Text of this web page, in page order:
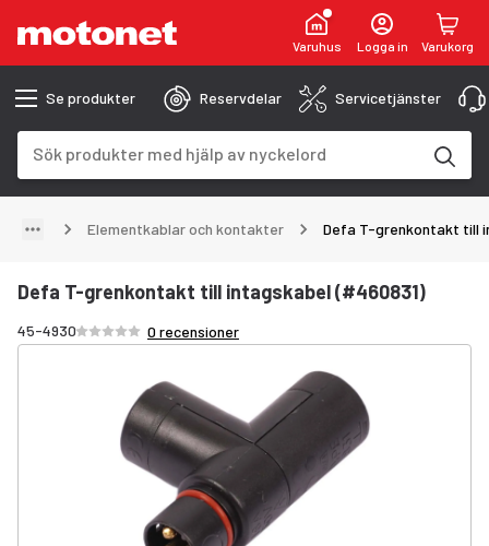
Varuhus Logga in Varukorg
Se produkter Reservdelar Servicetjänster
Elementkablar och kontakter Defa T-grenkontakt till
Defa T-grenkontakt till intagskabel (#460831)
45-4930Betyg /5 stjärnor
0 recensioner